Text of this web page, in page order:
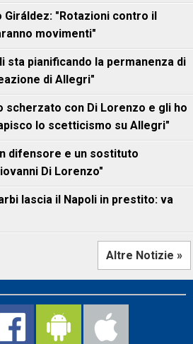
Giráldez: "Rotazioni contro il
movimenti"
sta pianificando la permanenza di
di Allegri"
scherzato con Di Lorenzo e gli ho
lo scetticismo su Allegri"
difensore e un sostituto
Di Lorenzo"
lascia il Napoli in prestito: va
Altre Notizie »